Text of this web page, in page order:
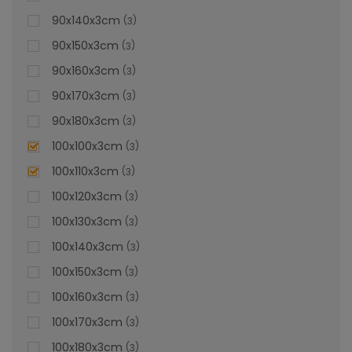
dorită, poți solicita una personalizată pe pagina de
Cădițe de duș la comandă
996,47
90x140x3cm 3
90x150x3cm 3
90x160x3cm 3
90x170x3cm 3
90x180x3cm 3
100x100x3cm 3
100x110x3cm 3
100x120x3cm 3
100x130x3cm 3
100x140x3cm 3
100x150x3cm 3
100x160x3cm 3
100x170x3cm 3
100x180x3cm 3